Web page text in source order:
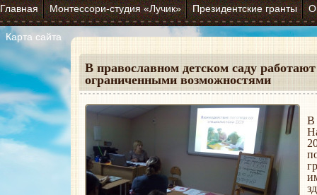
Главная Монтессори-студия «Лучик» Президентские гранты О
Карта сайта
В православном детском саду
ограниченными возможностями
В